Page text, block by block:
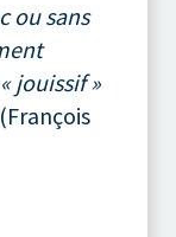
ou sans
jouissif »
(François